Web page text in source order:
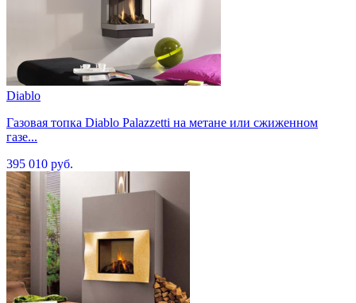
Diablo
Газовая топка Diablo Palazzetti на метане или сжиженном
газе...
395 010 руб.